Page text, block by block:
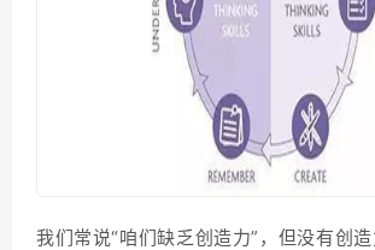
我们常说“咱们缺乏创造力”，但没有创